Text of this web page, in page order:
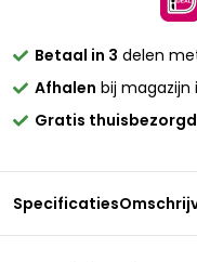
Betaal in 3 delen
Afhalen bij magazijn
Gratis thuisbezorgd
Specificaties